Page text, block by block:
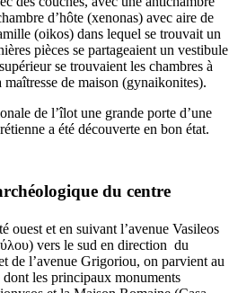
d’hôte (xenonas) avec aire de
(oikos) dans lequel se trouvait un
pièces se partageaient un vestibule
se trouvaient les chambres à
de maison (gynaikonites).
de l’îlot une grande porte d’une
a été découverte en bon état.
du centre
ouest et en suivant l’avenue Vasileos
) vers le sud en direction du
de l’avenue Grigoriou, on parvient au
les principaux monuments